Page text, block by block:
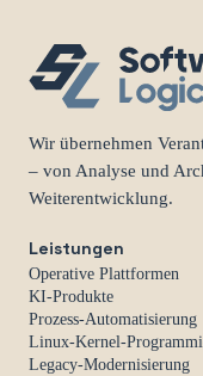
Wir übernehmen
– von Analyse und
Weiterentwicklung.
Leistungen
Operative Plattformen
KI-Produkte
Prozess-Automatisierung
Linux-Kernel-
Legacy-Modernisierung